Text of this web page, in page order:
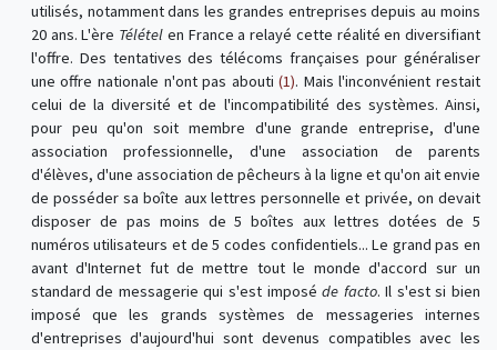
utilisés, notamment dans les grandes entreprises depuis au moins
20 ans. L'ère Télétel en France a relayé cette réalité en diversifiant
l'offre. Des tentatives des télécoms françaises pour généraliser
une offre nationale n'ont pas abouti(1). Mais l'inconvénient restait
celui de la diversité et de l'incompatibilité des systèmes. Ainsi,
pour peu qu'on soit membre d'une grande entreprise, d'une
association professionnelle, d'une association de parents
d'élèves, d'une association de pêcheurs à la ligne et qu'on ait envie
de posséder sa boîte aux lettres personnelle et privée, on devait
disposer de pas moins de 5 boîtes aux lettres dotées de 5
numéros utilisateurs et de 5 codes confidentiels... Le grand pas en
avant d'Internet fut de mettre tout le monde d'accord sur un
standard de messagerie qui s'est imposéde facto. Il s'est si bien
imposé que les grands systèmes de messageries internes
d'entreprises d'aujourd'hui sont devenus compatibles avec les